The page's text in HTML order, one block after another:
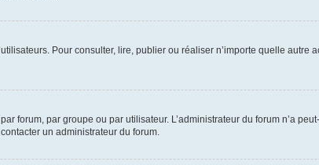
Pour consulter, lire, publier ou réaliser n’importe quelle
forum, par groupe ou par utilisateur. L’administrateur du forum n’a
un administrateur du forum.